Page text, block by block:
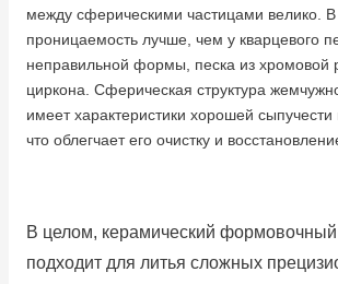
между сферическими частицами велико. В
проницаемость лучше, чем у кварцевого
неправильной формы, песка из хромовой
циркона. Сферическая структура
имеет характеристики хорошей сыпучести
что облегчает его очистку и
В целом, керамический
подходит для литья сложных